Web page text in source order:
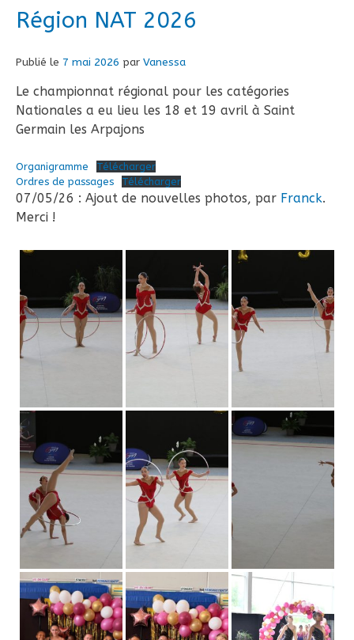
Région NAT 2026
Publié le 7 mai 2026 par Vanessa
Le championnat régional pour les catégories
Nationales a eu lieu les 18 et 19 avril à Saint
Germain les Arpajons
Organigramme
Télécharger
Ordres de passages
Télécharger
07/05/26 : Ajout de nouvelles photos, par Franck.
Merci !